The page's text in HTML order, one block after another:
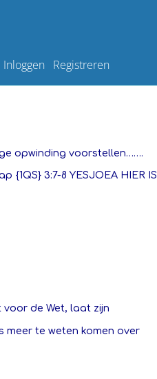
Inloggen Registreren
opwinding voorstellen…….
{1QS} 3:7-8 YESJOEA HIER IS
voor de Wet, laat zijn
meer te weten komen over